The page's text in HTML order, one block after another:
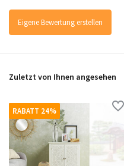
Eigene Bewertung erstellen
Zuletzt von Ihnen angesehen
RABATT 24%